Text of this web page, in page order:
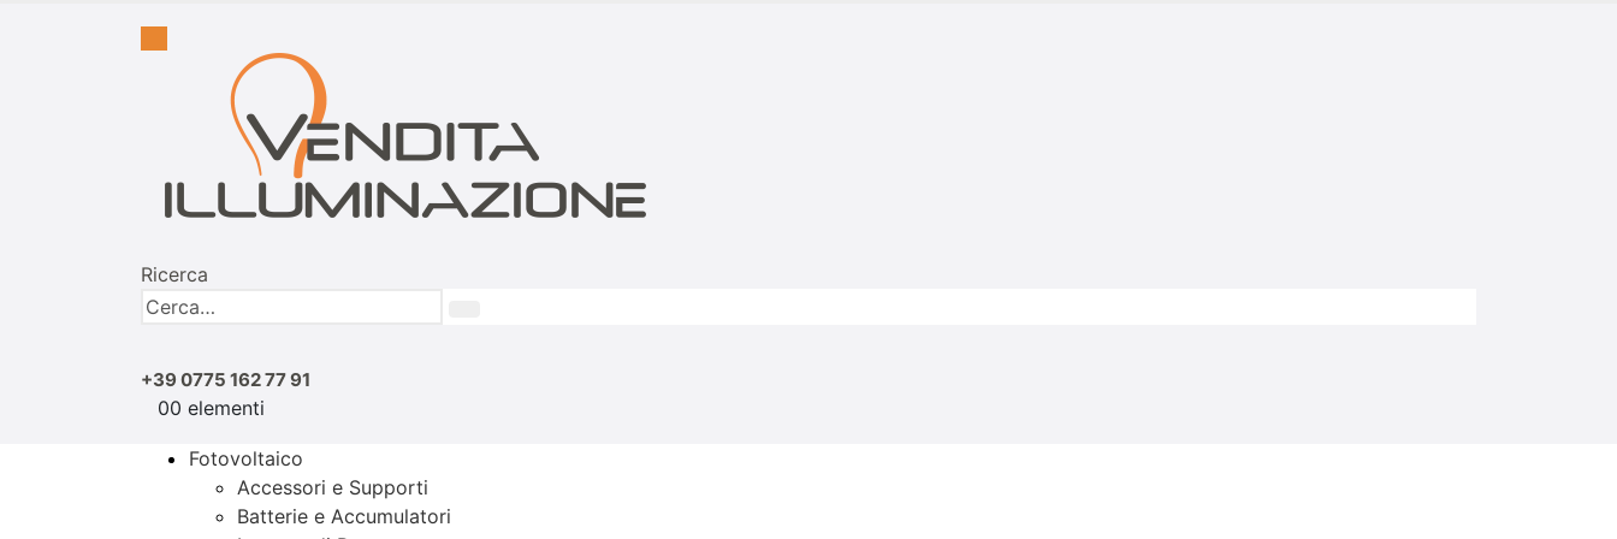
Ricerca
+39 0775 162 77 91
00 elementi
Fotovoltaico
Accessori e Supporti
Batterie e Accumulatori